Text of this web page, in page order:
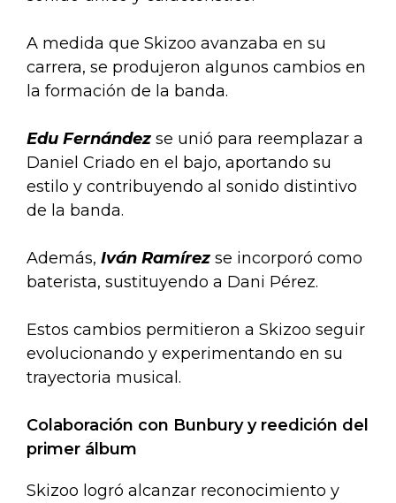
A medida que Skizoo avanzaba en su
carrera, se produjeron algunos cambios en
la formación de la banda.
Edu Fernández se unió para reemplazar a
Daniel Criado en el bajo, aportando su
estilo y contribuyendo al sonido distintivo
de la banda.
Además, Iván Ramírez se incorporó como
baterista, sustituyendo a Dani Pérez.
Estos cambios permitieron a Skizoo seguir
evolucionando y experimentando en su
trayectoria musical.
Colaboración con Bunbury y reedición del
primer álbum
Skizoo logró alcanzar reconocimiento y